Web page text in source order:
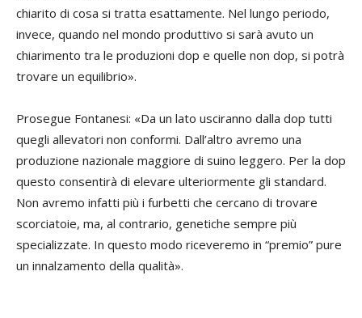
chiarito di cosa si tratta esattamente. Nel lungo periodo,
invece, quando nel mondo produttivo si sarà avuto un
chiarimento tra le produzioni dop e quelle non dop, si potrà
trovare un equilibrio».
Prosegue Fontanesi: «Da un lato usciranno dalla dop tutti
quegli allevatori non conformi. Dall’altro avremo una
produzione nazionale maggiore di suino leggero. Per la dop
questo consentirà di elevare ulteriormente gli standard.
Non avremo infatti più i furbetti che cercano di trovare
scorciatoie, ma, al contrario, genetiche sempre più
specializzate. In questo modo riceveremo in “premio” pure
un innalzamento della qualità».